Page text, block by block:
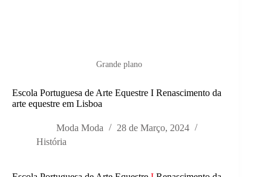
Grande plano
Escola Portuguesa de Arte Equestre I Renascimento da
arte equestre em Lisboa
Moda Moda
28 de Março, 2024
História